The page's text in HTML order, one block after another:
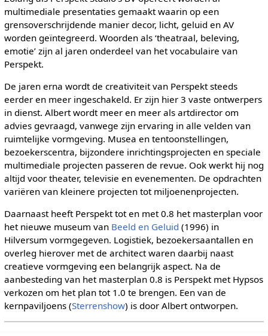
multimediale presentaties gemaakt waarin op een
grensoverschrijdende manier decor, licht, geluid en AV
worden geïntegreerd. Woorden als ‘theatraal, beleving,
emotie’ zijn al jaren onderdeel van het vocabulaire van
Perspekt.
De jaren erna wordt de creativiteit van Perspekt steeds
eerder en meer ingeschakeld. Er zijn hier 3 vaste ontwerpers
in dienst. Albert wordt meer en meer als artdirector om
advies gevraagd, vanwege zijn ervaring in alle velden van
ruimtelijke vormgeving. Musea en tentoonstellingen,
bezoekerscentra, bijzondere inrichtingsprojecten en speciale
multimediale projecten passeren de revue. Ook werkt hij nog
altijd voor theater, televisie en evenementen. De opdrachten
variëren van kleinere projecten tot miljoenenprojecten.
Daarnaast heeft Perspekt tot en met 0.8 het masterplan voor
het nieuwe museum van Beeld en Geluid (1996) in
Hilversum vormgegeven. Logistiek, bezoekersaantallen en
overleg hierover met de architect waren daarbij naast
creatieve vormgeving een belangrijk aspect. Na de
aanbesteding van het masterplan 0.8 is Perspekt met Hypsos
verkozen om het plan tot 1.0 te brengen. Een van de
kernpaviljoens (Sterrenshow) is door Albert ontworpen.